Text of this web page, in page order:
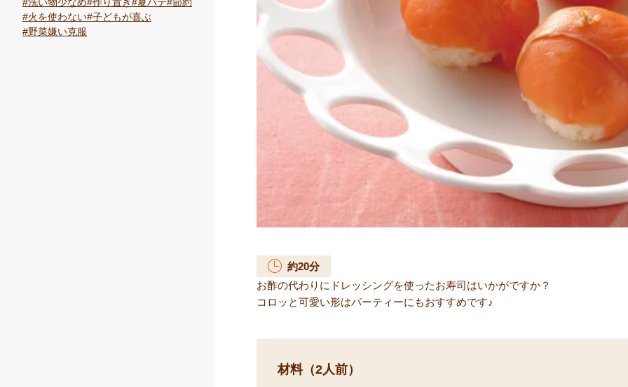
洗い物少なめ 作り置き 夏バテ 節約
火を使わない 子どもが喜ぶ
野菜嫌い克服
約20分
お酢の代わりにドレッシングを使ったお寿司はいかがですか？
コロッと可愛い形はパーティーにもおすすめです♪
材料（2人前）